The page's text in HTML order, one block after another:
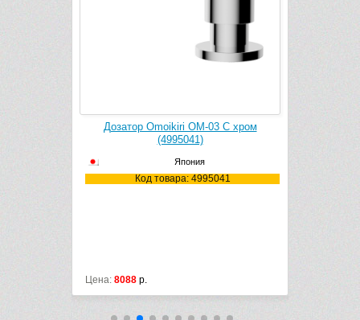
Дозатор Omoikiri OM-03 C хром
(4995041)
Япония
Код товара: 4995041
Цена: 8088 р.